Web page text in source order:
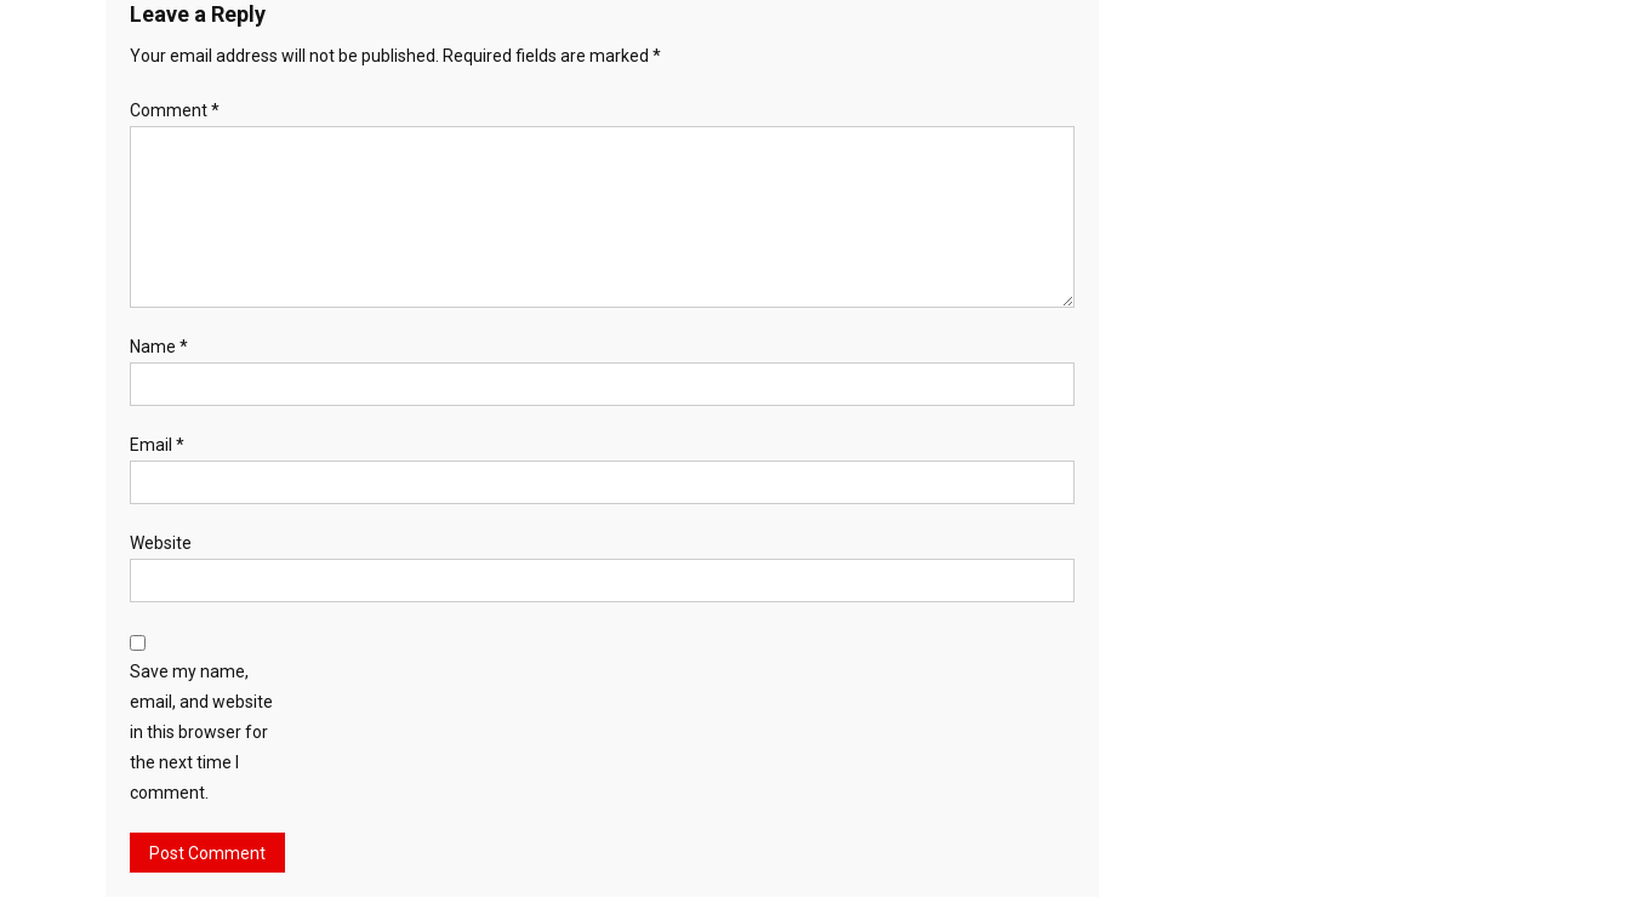
Leave a Reply
Your email address will not be published. Required fields are marked *
Comment*
Name *
Email *
Website
Save my name,
email, and website
in this browser for
the next time I
comment.